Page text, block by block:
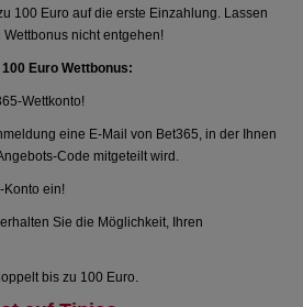
100 Euro auf die erste Einzahlung. Lassen
nicht entgehen!
Euro Wettbonus:
Wettkonto!
eine E-Mail von Bet365, in der Ihnen
Code mitgeteilt wird.
Konto ein!
Sie die Möglichkeit, Ihren
bis zu 100 Euro.